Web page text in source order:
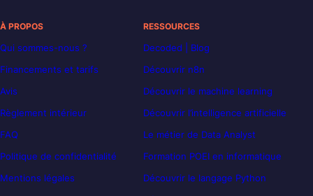
À PROPOS
Qui sommes-nous ?
Financements et tarifs
Avis
Règlement intérieur
FAQ
Politique de confidentialité
Mentions légales
RESSOURCES
Decoded | Blog
Découvrir n8n
Découvrir le machine learning
Découvrir l’intelligence artificielle
Le métier de Data Analyst
Formation POEI en informatique
Découvrir le langage Python